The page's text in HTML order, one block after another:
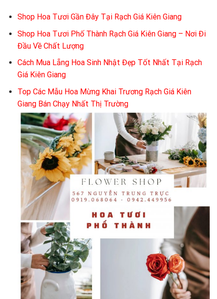
Shop Hoa Tươi Gần Đây Tại Rạch Giá Kiên Giang
Shop Hoa Tươi Phố Thành Rạch Giá Kiên Giang – Nơi Đi
Đầu Về Chất Lượng
Cách Mua Lẵng Hoa Sinh Nhật Đẹp Tốt Nhất Tại Rạch
Giá Kiên Giang
Top Các Mẫu Hoa Mừng Khai Trương Rạch Giá Kiên
Giang Bán Chạy Nhất Thị Trường